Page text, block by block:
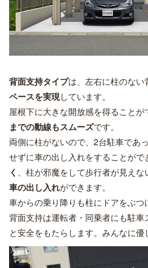
背面支持タイプは、左右に柱のない
ペースを実現しています。
屋根下に大きな開放感を得ることが
までの動線もスムーズです。
両側に柱がないので、2台駐車であ
せずに車の出し入れをすることがで
く 、柱が邪魔をして歩行者が見えな
車の出し入れができます。
車からの乗り降りも柱にドアをぶつ
背面支持は運転者・同乗者にも駐
と安全をもたらします。みんなに優